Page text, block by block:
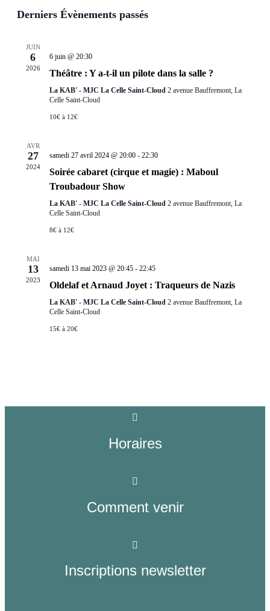
Derniers Évènements passés
JUIN
6
2026
6 juin @ 20:30
Théâtre : Y a-t-il un pilote dans la salle ?
La KAB' - MJC La Celle Saint-Cloud 2 avenue Bauffremont, La
Celle Saint-Cloud
10€ à 12€
AVR
27
2024
samedi 27 avril 2024 @ 20:00- 22:30
Soirée cabaret (cirque et magie) : Maboul
Troubadour Show
La KAB' - MJC La Celle Saint-Cloud 2 avenue Bauffremont, La
Celle Saint-Cloud
8€ à 12€
MAI
13
2023
samedi 13 mai 2023 @ 20:45- 22:45
Oldelaf et Arnaud Joyet : Traqueurs de Nazis
La KAB' - MJC La Celle Saint-Cloud 2 avenue Bauffremont, La
Celle Saint-Cloud
15€ à 20€
Horaires
Comment venir
Inscriptions newsletter